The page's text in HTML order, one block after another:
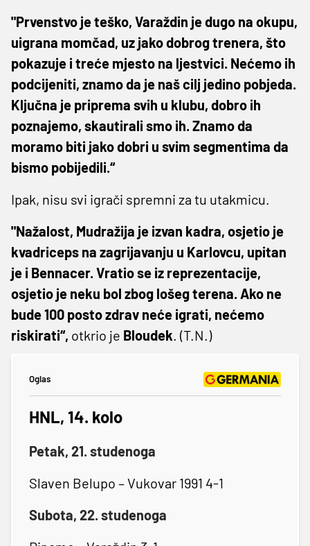
"Prvenstvo je teško, Varaždin je dugo na okupu,
uigrana momčad, uz jako dobrog trenera, što
pokazuje i treće mjesto na ljestvici. Nećemo ih
podcijeniti, znamo da je naš cilj jedino pobjeda.
Ključna je priprema svih u klubu, dobro ih
poznajemo, skautirali smo ih. Znamo da
moramo biti jako dobri u svim segmentima da
bismo pobijedili.“
Ipak, nisu svi igrači spremni za tu utakmicu.
"Nažalost, Mudražija je izvan kadra, osjetio je
kvadriceps na zagrijavanju u Karlovcu, upitan
je i Bennacer. Vratio se iz reprezentacije,
osjetio je neku bol zbog lošeg terena. Ako ne
bude 100 posto zdrav neće igrati, nećemo
riskirati“, otkrio je Bloudek. (T.N.)
Oglas
HNL, 14. kolo
Petak, 21. studenoga
Slaven Belupo – Vukovar 1991 4-1
Subota, 22. studenoga